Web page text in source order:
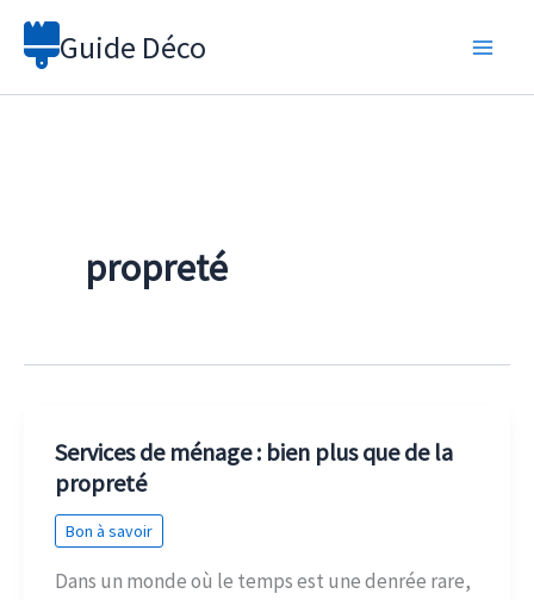
Aller
Guide Déco
propreté
Services de ménage : bien plus que de la
propreté
Bon à savoir
Dans un monde où le temps est une denrée rare,